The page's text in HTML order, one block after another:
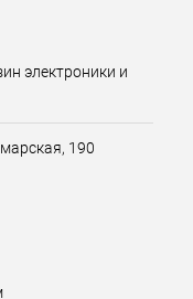
электроники и
190